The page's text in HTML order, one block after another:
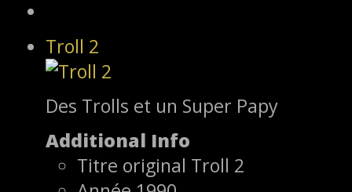
Troll 2
Des Trolls et un Super Papy
Additional Info
Titre original Troll 2